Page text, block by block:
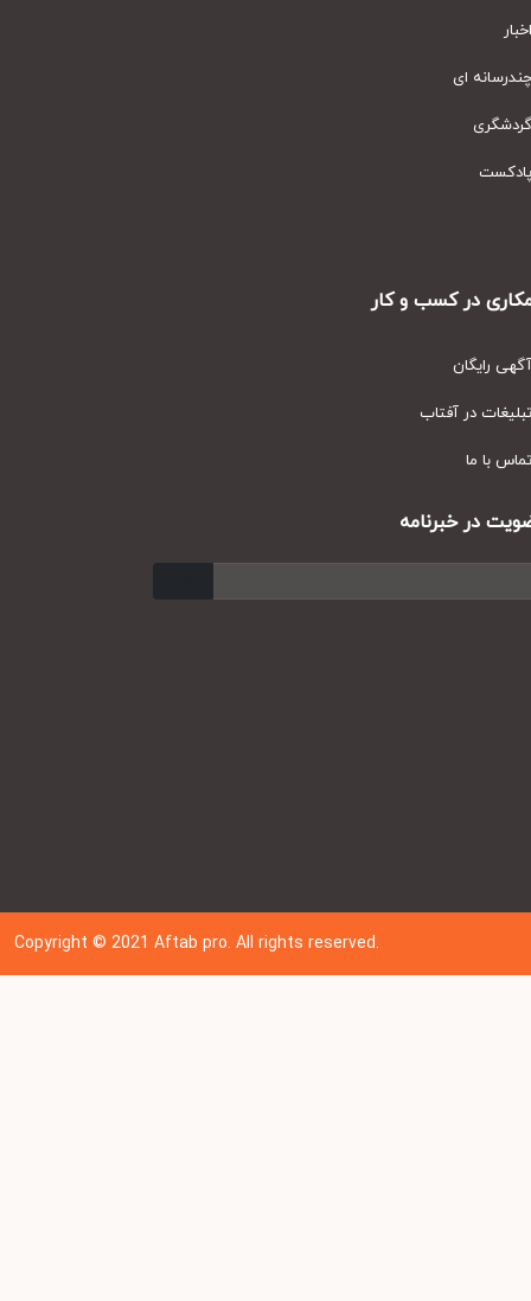
ای
در کسب و کار
رایگان
در آفتاب
با ما
در خبرنامه
Copyright © 202 1Aftab pro. All rights reserved.